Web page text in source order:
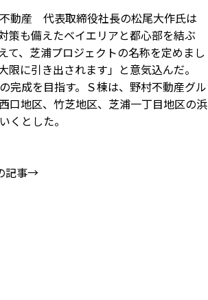
動産 代表取締役社長の松尾大作氏は
策も備えたベイエリアと都心部を結ぶ
て、芝浦プロジェクトの名称を定めまし
に引き出されます」と意気込んだ。
完成を目指す。Ｓ棟は、野村不動産グル
口地区、竹芝地区、芝浦一丁目地区の浜
くとした。
記事→